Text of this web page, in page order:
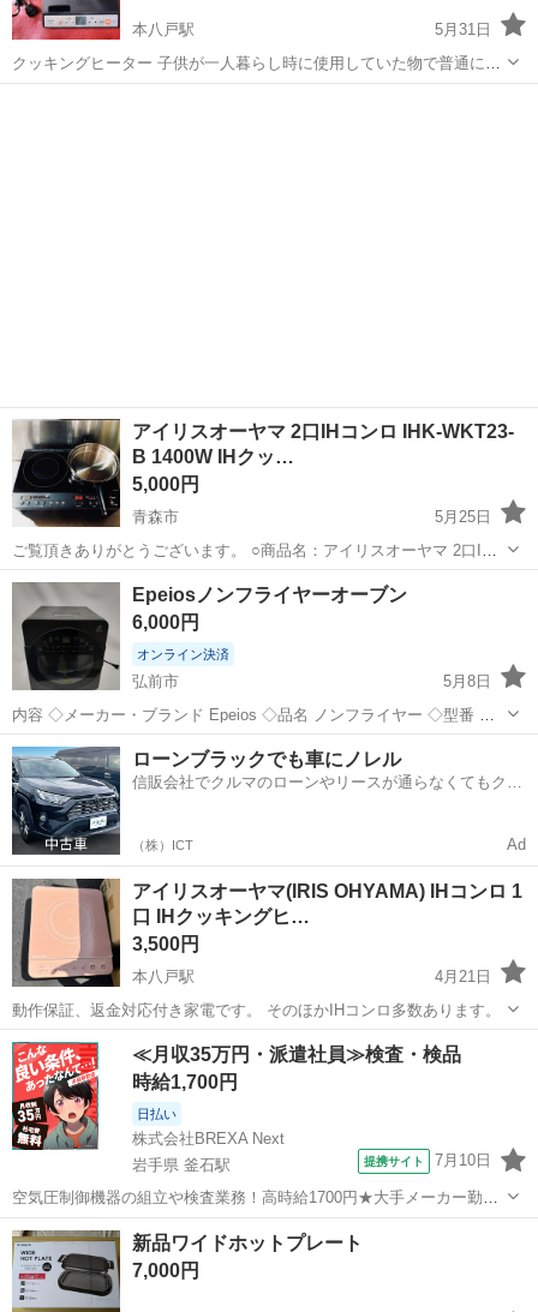
本八戸駅
5月31日
クッキングヒーター 子供が一人暮らし時に使用していた物で普通に使
えます。 一応、掃除しましたので宜しくお願い致します。
アイリスオーヤマ 2口IHコンロ IHK-WKT23-
B 1400W IHクッ…
5,000円
青森市
5月25日
ご覧頂きありがとうございます。 ○商品名：アイリスオーヤマ 2口IH
コンロ ○型式：IHK-WKT23-B ○年式：2022年 ◯サイズ：幅56 × 奥行
40 × 高さ6 cm ・2口IHコン...
青森 青森市 コンロ
Epeiosノンフライヤーオーブン
6,000円
オンライン決済
弘前市
5月8日
内容 ◇メーカー・ブランド Epeios ◇品名 ノンフライヤー ◇型番 ◇
詳細 動作確認済み。 付属品が写真に写っている物しかないので 値段
他より安いです。 現金でのお支払いも可能です。 配送も可能ですの
で...
青森 弘前市 キッチン家電 Epeios
ローンブラックでも車にノレル
信販会社でクルマのローンやリースが通らなくてもクル
（株）ICT Ad
アイリスオーヤマ(IRIS OHYAMA) IHコンロ 1
口 IHクッキングヒ…
3,500円
本八戸駅
4月21日
動作保証、返金対応付き家電です。 そのほかIHコンロ多数あります。
青森 八戸市 本八戸駅 キッチン家電 コンロ
≪月収35万円・派遣社員≫検査・検品
時給1,700円
日払い
株式会社BREXA Next
岩手県 釜石駅
提携サイト 7月10日
空気圧制御機器の組立や検査業務！高時給1700円★大手メーカー勤
務！嬉しい寮費無料！ワンルーム寮完備★マイカー通勤OK＆工場敷地
内に無料駐車場あり★！《岩手県釜石市》 人気の工場のお仕事 ◇空気
圧制御機器（シリンダ、バルブ...
岩手 釜石市 釜石駅 その他
新品ワイドホットプレート
7,000円